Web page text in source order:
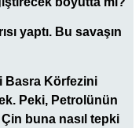
yaptı. Bu savaşın
Basra Körfezini
Peki, Petrolünün
buna nasıl tepki